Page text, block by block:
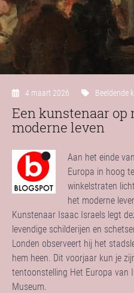
4 maart 2026 Beeldende
Een kunstenaar op
moderne leven
Aan het einde
Europa in hoog
winkelstraten
het moderne
Kunstenaar Isaac Israels legt
levendige schilderijen en
Londen observeert hij het
hem heen. Dit voorjaar kun je
tentoonstelling Het Europa van
Museum.